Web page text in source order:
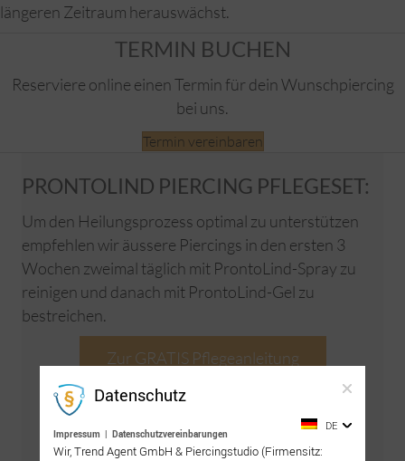
längeren Zeitraum herauswächst.
TERMIN BUCHEN
Reserviere online einen Termin für dein Wunschpiercing
bei uns.
Termin vereinbaren
PRONTOLIND PIERCING PFLEGESET:
Um den Heilungsprozess optimal zu unterstützen
empfehlen wir äussere Piercings in den ersten 3
Wochen zweimal täglich mit ProntoLind-Spray zu
reinigen und danach mit ProntoLind-Gel zu
bestreichen.
Zur GRATIS Pflegeanleitung
Datenschutz
Impressum | Datenschutzvereinbarungen
DE
Wir, Trend Agent GmbH & Piercingstudio (Firmensitz: